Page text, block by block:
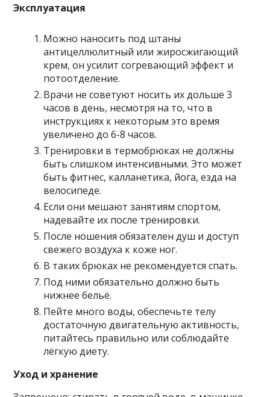
Эксплуатация
Можно наносить под штаны
антицеллюлитный или жиросжигающий
крем, он усилит согревающий эффект и
потоотделение.
Врачи не советуют носить их дольше 3
часов в день, несмотря на то, что в
инструкциях к некоторым это время
увеличено до 6-8 часов.
Тренировки в термобрюках не должны
быть слишком интенсивными. Это может
быть фитнес, калланетика, йога, езда на
велосипеде.
Если они мешают занятиям спортом,
надевайте их после тренировки.
После ношения обязателен душ и доступ
свежего воздуха к коже ног.
В таких брюках не рекомендуется спать.
Под ними обязательно должно быть
нижнее бельё.
Пейте много воды, обеспечьте телу
достаточную двигательную активность,
питайтесь правильно или соблюдайте
лёгкую диету.
Уход и хранение